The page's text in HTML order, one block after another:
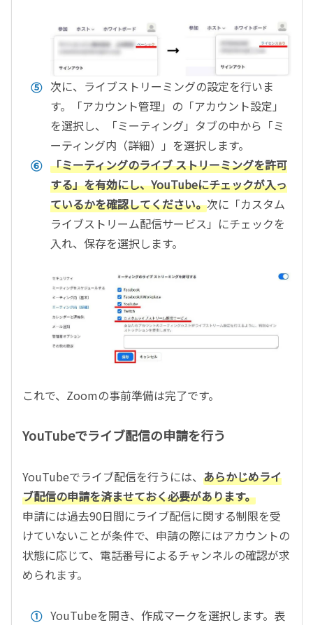
次に、ライブストリーミングの設定を行いま
す。「アカウント管理」の「アカウント設定」
を選択し、「ミーティング」タブの中から「ミ
ーティング内（詳細）」を選択します。
「ミーティングのライブ ストリーミングを許可
する」を有効にし、YouTubeにチェックが入っ
ているかを確認してください。次に「カスタム
ライブストリーム配信サービス」にチェックを
入れ、保存を選択します。
これで、Zoomの事前準備は完了です。
YouTubeでライブ配信の申請を行う
YouTubeでライブ配信を行うには、 あらかじめライ
ブ配信の申請を済ませておく必要があります。
申請には過去90日間にライブ配信に関する制限を受
けていないことが条件で、申請の際にはアカウントの
状態に応じて、電話番号によるチャンネルの確認が求
められます。
YouTubeを開き、作成マークを選択します。表